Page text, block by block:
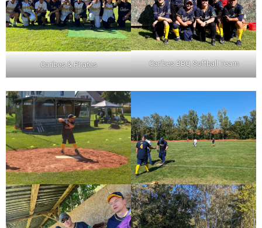
Caribes & Pirates Caribes BBQ Softball Team